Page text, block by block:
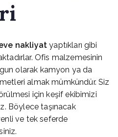
nakliyat yaptıkları gibi
Ofis malzemesinin
olarak kamyon ya da
almak mümkündür. Siz
için keşif ekibimizi
Böylece taşınacak
ve tek seferde